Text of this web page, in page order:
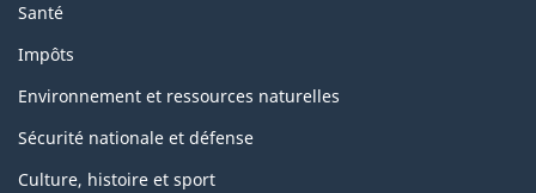
Santé
Impôts
Environnement et ressources naturelles
Sécurité nationale et défense
Culture, histoire et sport